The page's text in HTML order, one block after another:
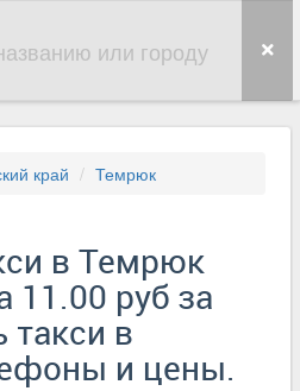
край Темрюк
в Темрюк
11.00 руб за
такси в
и цены.